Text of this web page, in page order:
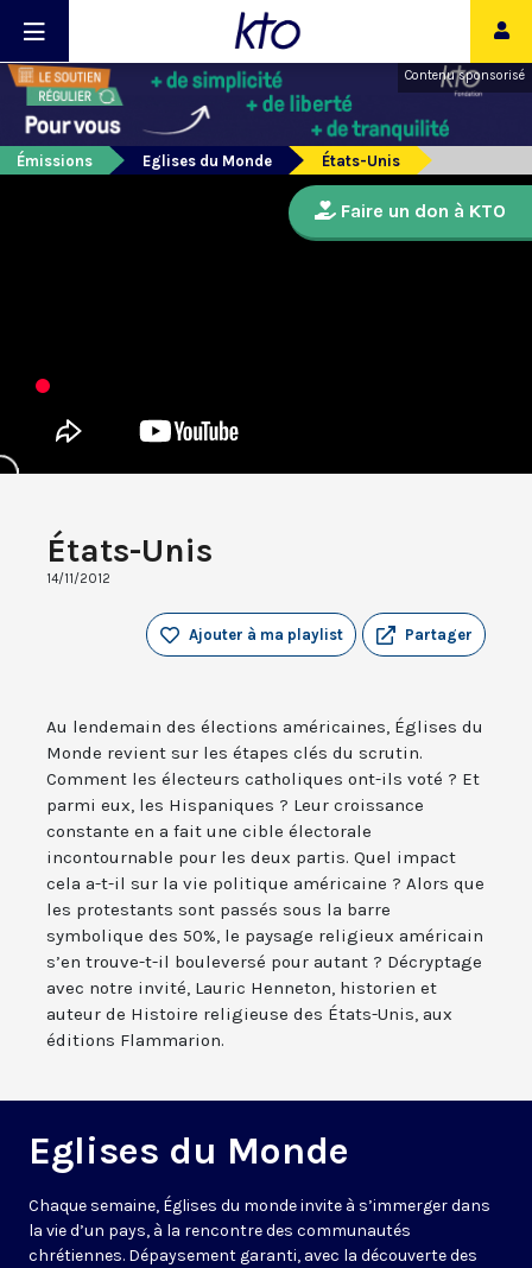
Contenu sponsorisé
Émissions Eglises du Monde États-Unis
États-Unis
14/11/2012
Partager
Ajouter à ma playlist
Au lendemain des élections américaines, Églises du
Monde revient sur les étapes clés du scrutin.
Comment les électeurs catholiques ont-ils voté ? Et
parmi eux, les Hispaniques ? Leur croissance
constante en a fait une cible électorale
incontournable pour les deux partis. Quel impact
cela a-t-il sur la vie politique américaine ? Alors que
les protestants sont passés sous la barre
symbolique des 50%, le paysage religieux américain
s’en trouve-t-il bouleversé pour autant ? Décryptage
avec notre invité, Lauric Henneton, historien et
auteur de Histoire religieuse des États-Unis, aux
éditions Flammarion.
Eglises du Monde
Chaque semaine, Églises du monde invite à s’immerger dans
la vie d’un pays, à la rencontre des communautés
chrétiennes. Dépaysement garanti, avec la découverte des
Faire un don à KTO